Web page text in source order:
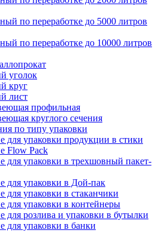
по переработке до 5000 литров
по переработке до 10000 литров
уголок
круг
лист
профильная
круглого сечения
по типу упаковки
для упаковки продукции в стики
Flow Pack
для упаковки в трехшовный пакет-
для упаковки в Дой-пак
для упаковки в стаканчики
для упаковки в контейнеры
для розлива и упаковки в бутылки
для упаковки в банки